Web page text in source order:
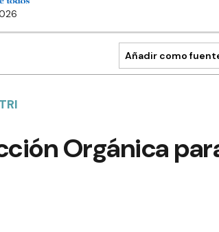
Añadir como
Orgánica